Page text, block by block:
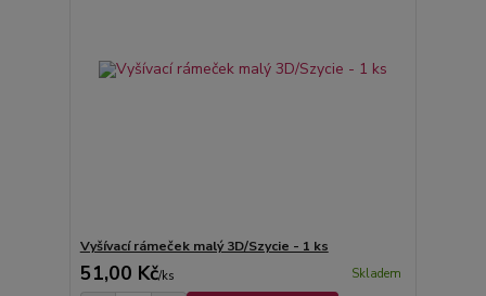
Vyšívací rámeček malý 3D/Szycie - 1 ks
51,00 Kč/ks Skladem